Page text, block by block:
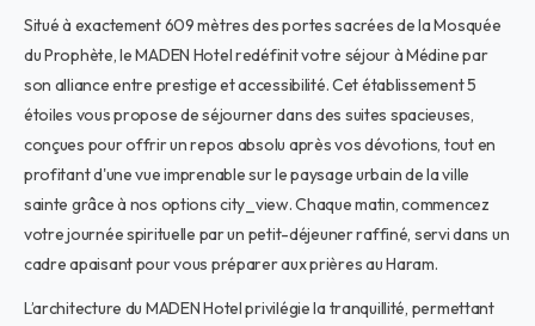
Situé à exactement 609 mètres des portes sacrées de la Mosquée
du Prophète, le MADEN Hotel redéfinit votre séjour à Médine par
son alliance entre prestige et accessibilité. Cet établissement 5
étoiles vous propose de séjourner dans des suites spacieuses,
conçues pour offrir un repos absolu après vos dévotions, tout en
profitant d'une vue imprenable sur le paysage urbain de la ville
sainte grâce à nos options city_view. Chaque matin, commencez
votre journée spirituelle par un petit-déjeuner raffiné, servi dans un
cadre apaisant pour vous préparer aux prières au Haram.
L’architecture du MADEN Hotel privilégie la tranquillité, permettant